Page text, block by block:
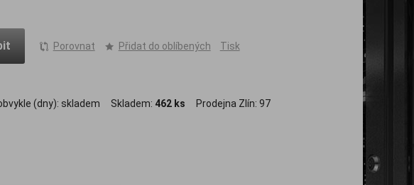
Porovnat Přidat do oblíbených Tisk
(dny): skladem Skladem: 462 ks Prodejna Zlín: 97